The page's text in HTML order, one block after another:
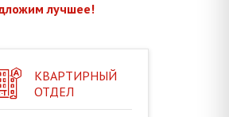
лучшее!
КВАРТИРНЫЙ
ОТДЕЛ